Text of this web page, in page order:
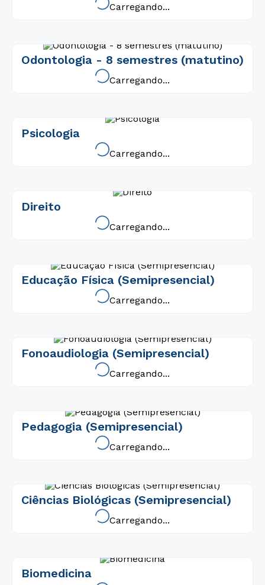
Carregando...
Odontologia - 8 semestres (matutino)
Carregando...
Psicologia
Carregando...
Direito
Carregando...
Educação Física (Semipresencial)
Carregando...
Fonoaudiologia (Semipresencial)
Carregando...
Pedagogia (Semipresencial)
Carregando...
Ciências Biológicas (Semipresencial)
Carregando...
Biomedicina